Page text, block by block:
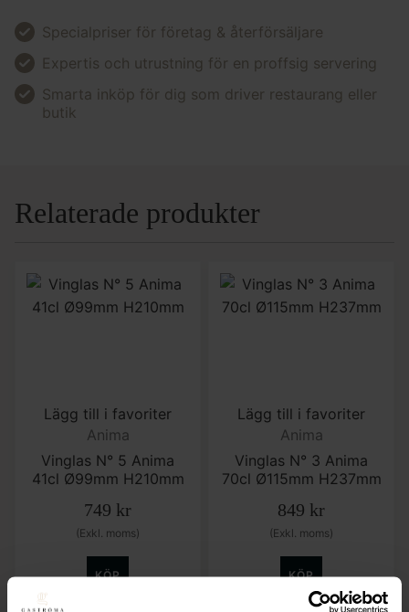
Specialpriser för företag & återförsäljare
Expertis och utrustning för en proffsig servering
Smarta inköp för dig som driver restaurang eller
butik
Relaterade produkter
Lägg till i favoriter
Anima
Vinglas N° 5 Anima
41cl Ø99mm H210mm
749 kr
(Exkl. moms)
KÖP
Lägg till i favoriter
Anima
Vinglas N° 3 Anima
70cl Ø115mm H237mm
849 kr
(Exkl. moms)
KÖP